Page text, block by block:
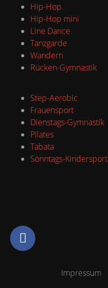
Impressum
Hip-Hop
Hip-Hop mini
Line Dance
Tanzgarde
Wandern
Rücken-Gymnastik
Step-Aerobic
Frauensport
Dienstags-Gymnastik
Pilates
Tabata
Sonntags-Kindersport